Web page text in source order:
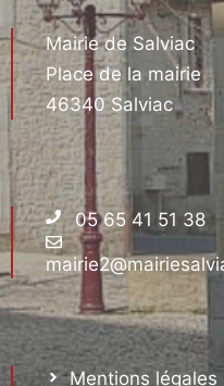
Mairie de Salviac
Place de la mairie
46340 Salviac
05 65 41 51 38
Mentions légales